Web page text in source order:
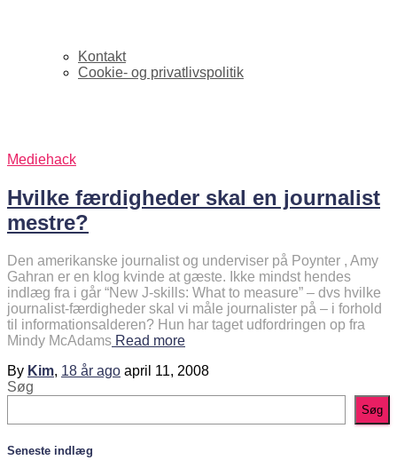
Kontakt
Cookie- og privatlivspolitik
Mediehack
Hvilke færdigheder skal en journalist
mestre?
Den amerikanske journalist og underviser på Poynter , Amy
Gahran er en klog kvinde at gæste. Ikke mindst hendes
indlæg fra i går “New J-skills: What to measure” – dvs hvilke
journalist-færdigheder skal vi måle journalister på – i forhold
til informationsalderen? Hun har taget udfordringen op fra
Mindy McAdams Read more
By Kim, 18 år ago april 11, 2008
Søg
Søg
Seneste indlæg